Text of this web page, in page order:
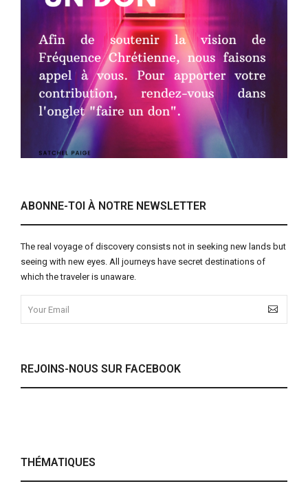
ABONNE-TOI À NOTRE NEWSLETTER
The real voyage of discovery consists not in seeking new lands but
seeing with new eyes. All journeys have secret destinations of
which the traveler is unaware.
REJOINS-NOUS SUR FACEBOOK
THÉMATIQUES